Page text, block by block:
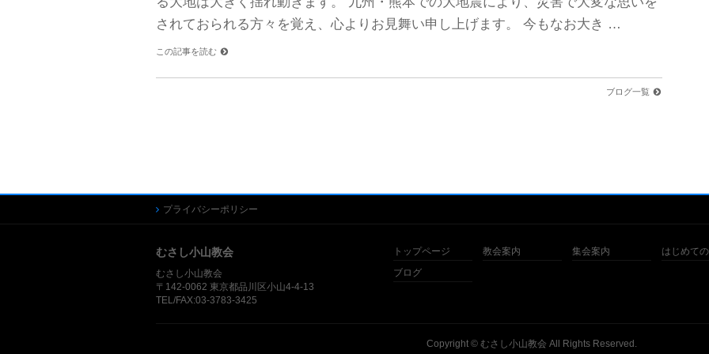
されておられる方々を覚え、心よりお見舞い申し上げます。 今もなお大き …
この記事を読む
ブログ一覧
プライバシーポリシー
むさし小山教会
むさし小山教会
〒142-0062 東京都品川区小山4-4-13
TEL/FAX:03-3783-3425
トップページ 教会案内 集会案内 はじめて
ブログ
Copyright © むさし小山教会 All Rights Reserved.